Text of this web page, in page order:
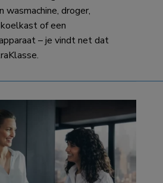
wasmachine, droger,
of een
– je vindt net dat